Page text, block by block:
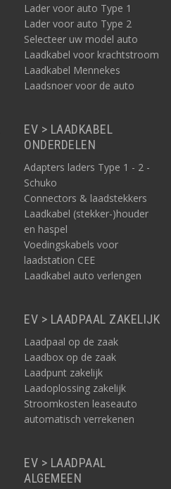
Lader voor auto Type 1
Lader voor auto Type 2
Selecteer uw model auto
Laadkabel voor krachtstroom
Laadkabel Mennekes
Laadsnoer voor de auto
EV > LAADKABEL
ONDERDELEN
Adapters laders Type 1 - 2 -
Schuko
Connectors & laadstekkers
Laadkabel (stekker-)houder
en haspel
Voedingskabels voor
laadstation CEE
Laadkabel auto verlengen
EV > LAADPAAL ZAKELIJK
Laadpaal op de zaak
Laadbox op de zaak
Laadpunt zakelijk
Laadoplossing zakelijk
Stroomkosten leaseauto
automatisch verrekenen
EV > LAADPAAL
ALGEMEEN